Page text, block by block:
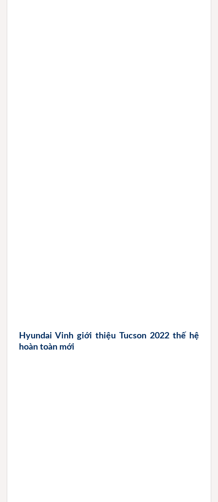
Hyundai Vinh giới thiệu Tucson 2022 thế hệ
hoàn toàn mới